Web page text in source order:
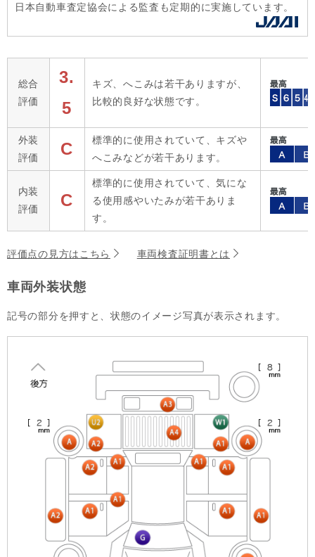
日本自動車査定協会による監査も定期的に実施しています。
総合
評価
3.
5
キズ、へこみは若干ありますが、
比較的良好な状態です。
外装
評価
C
標準的に使用されていて、キズや
へこみなどが若干あります。
内装
評価
C
標準的に使用されていて、気にな
る使用感やいたみが若干ありま
す。
評価点の見方はこちら 車両検査証明書とは
車両外装状態
記号の部分を押すと、状態のイメージ写真が表示されます。